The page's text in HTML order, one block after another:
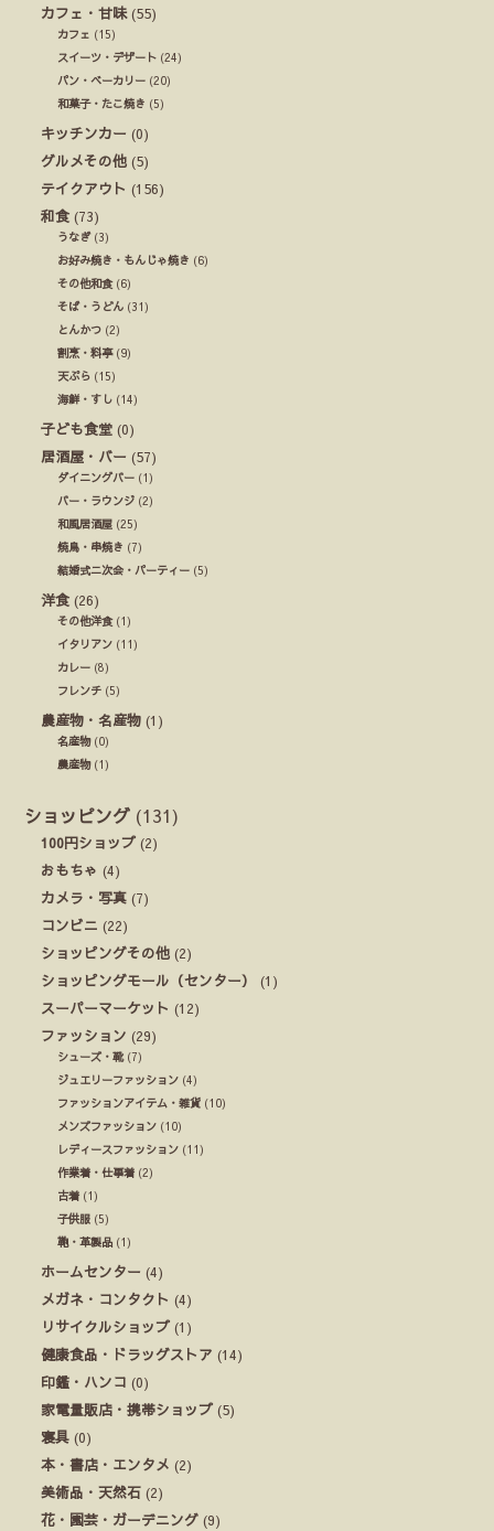
カフェ・甘味(55)
カフェ (15)
スイーツ・デザート (24)
パン・ベーカリー (20)
和菓子・たこ焼き (5)
キッチンカー (0)
グルメその他 (5)
テイクアウト (156)
和食 (73)
うなぎ(3)
お好み焼き・もんじゃ焼き (6)
その他和食(6)
そば・うどん (31)
とんかつ (2)
割烹・料亭(9)
天ぷら (15)
海鮮・すし (14)
子ども食堂 (0)
居酒屋・バー (57)
ダイニングバー (1)
バー・ラウンジ (2)
和風居酒屋 (25)
焼鳥・串焼き (7)
結婚式ニ次会・パーティー (5)
洋食 (26)
その他洋食(1)
イタリアン (11)
カレー (8)
フレンチ (5)
農産物・名産物 (1)
名産物(0)
農産物(1)
ショッピング (131)
100円ショップ (2)
おもちゃ (4)
カメラ・写真 (7)
コンビニ (22)
ショッピングその他 (2)
ショッピングモール（センター）
(1)
スーパーマーケット (12)
ファッション (29)
シューズ・靴(7)
ジュエリーファッション (4)
ファッションアイテム・雑貨 (10)
メンズファッション (10)
レディースファッション (11)
作業着・仕事着 (2)
古着 (1)
子供服 (5)
鞄・革製品 (1)
ホームセンター (4)
メガネ・コンタクト (4)
リサイクルショップ (1)
健康食品・ドラッグストア (14)
印鑑・ハンコ (0)
家電量販店・携帯ショップ (5)
寝具 (0)
本・書店・エンタメ (2)
美術品・天然石 (2)
花・園芸・ガーデニング (9)